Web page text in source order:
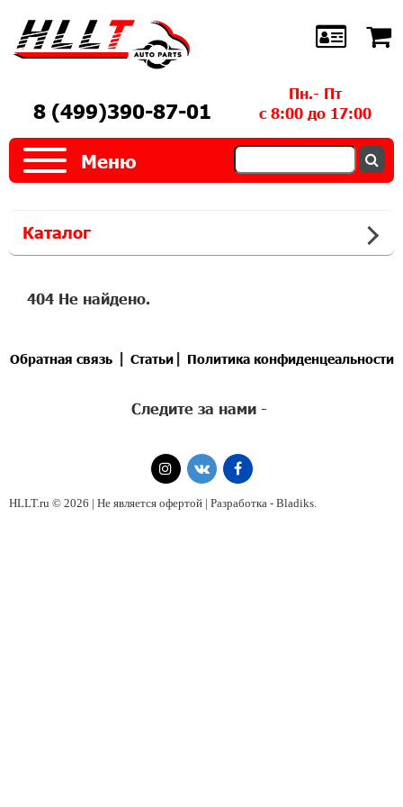
8 (499)390-87-01
Пн.- Пт
с 8:00 до 17:00
Меню
Каталог
404 Не найдено.
Обратная связь| Статьи| Политика конфиденцеальности
Следите за нами -
HLLT.ru © 2026 | Не является офертой | Разработка - Bladiks